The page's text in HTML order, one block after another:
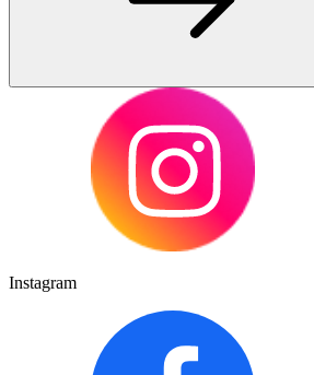
Instagram